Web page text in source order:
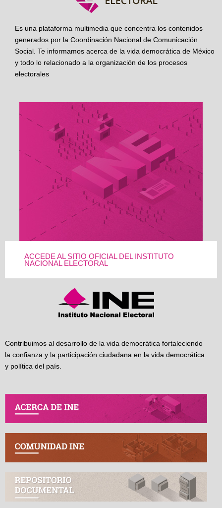
Es una plataforma multimedia que concentra los contenidos
generados por la Coordinación Nacional de Comunicación
Social. Te informamos acerca de la vida democrática de México
y todo lo relacionado a la organización de los procesos
electorales
ACCEDE AL SITIO OFICIAL DEL INSTITUTO
NACIONAL ELECTORAL
Contribuimos al desarrollo de la vida democrática fortaleciendo
la confianza y la participación ciudadana en la vida democrática
y política del país.